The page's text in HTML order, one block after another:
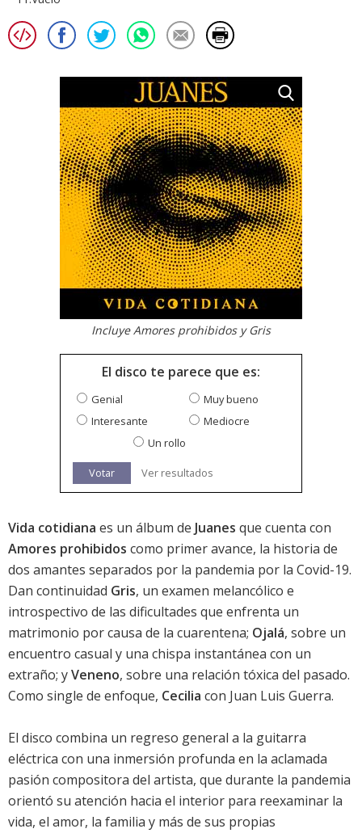
Incluye Amores prohibidos y Gris
El disco te parece que es:
Genial
Muy bueno
Interesante
Mediocre
Un rollo
Votar Ver resultados
Vida cotidiana es un álbum de Juanes que cuenta con
Amores prohibidos como primer avance, la historia de
dos amantes separados por la pandemia por la Covid-19.
Dan continuidad Gris, un examen melancólico e
introspectivo de las dificultades que enfrenta un
matrimonio por causa de la cuarentena; Ojalá, sobre un
encuentro casual y una chispa instantánea con un
extraño; yVeneno, sobre una relación tóxica del pasado.
Como single de enfoque, Cecilia con Juan Luis Guerra.
El disco combina un regreso general a la guitarra
eléctrica con una inmersión profunda en la aclamada
pasión compositora del artista, que durante la pandemia
orientó su atención hacia el interior para reexaminar la
vida, el amor, la familia y más de sus propias